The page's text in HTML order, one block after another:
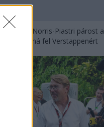
a Norris-Piastri párost a
borítaná fel Verstappenért